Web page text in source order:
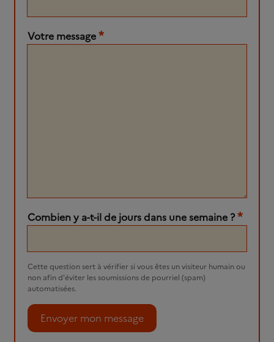
Votre message*
Combien y a-t-il de jours dans une semaine ?*
Cette question sert à vérifier si vous êtes un visiteur humain ou
non afin d'éviter les soumissions de pourriel (spam)
automatisées.